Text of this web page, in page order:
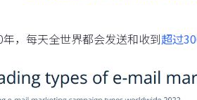
，每天全世界都会发送和收到超过